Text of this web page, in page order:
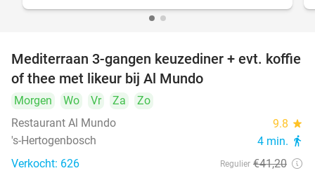
27%
Mediterraan 3-gangen keuzediner + evt. koffie
of thee met likeur bij Al Mundo
Morgen Wo Vr Za
Zo
Restaurant Al Mundo
9.8 star
's-Hertogenbosch 4 min. directions_walk
Verkocht: 626 Regulier €41,20